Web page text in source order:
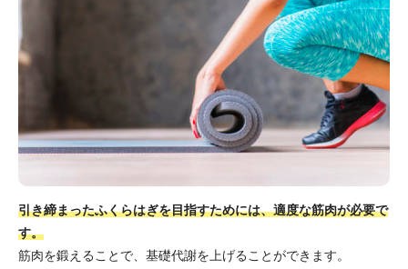
引き締まったふくらはぎを目指すためには、適度な筋肉が必要で
す。
筋肉を鍛えることで、基礎代謝を上げることができます。